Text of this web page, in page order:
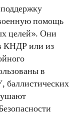
помощь
целей». Они
КНДР или из
в